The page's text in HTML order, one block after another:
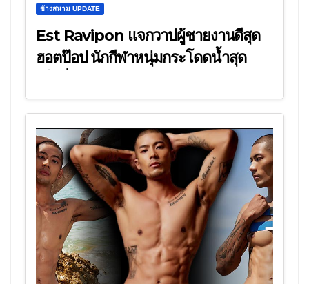
ข้างสนาม UPDATE
Est Ravipon แจกวาปผู้ชายงานดีสุด
ฮอตป๊อป นักกีฬาหนุ่มกระโดดน้ำสุด